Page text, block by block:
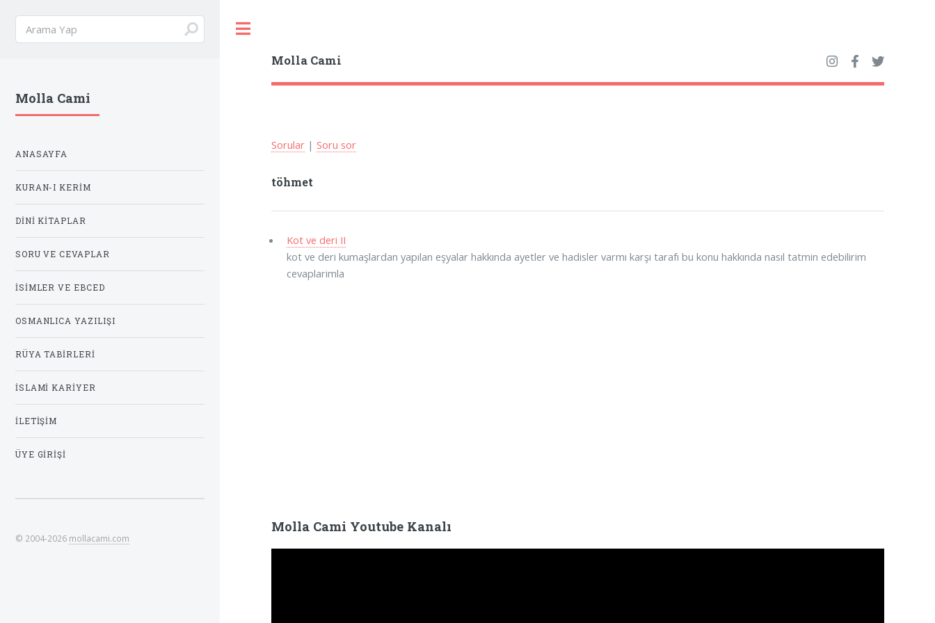
Molla Cami
Sorular| Soru sor
töhmet
Kot ve deri II
kot ve deri kumaşlardan yapılan eşyalar hakkında ayetler ve hadisler varmı karşı tarafı bu konu hakkında nasıl tatmin edebilirim
cevaplarimla
Molla Cami Youtube Kanalı
Molla Cami
ANASAYFA
KURAN-I KERIM
DINI KITAPLAR
SORU VE CEVAPLAR
İSIMLER VE EBCED
OSMANLICA YAZILIŞI
RÜYA TABIRLERI
İSLAMI KARIYER
İLETIŞIM
ÜYE GIRIŞI
© 2004-2026 mollacami.com